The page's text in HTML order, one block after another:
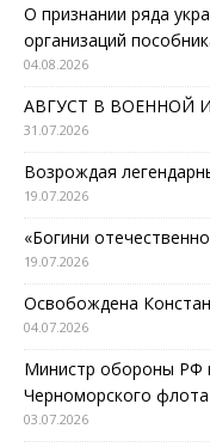
О признании ряда
организаций
04.08.2026
АВГУСТ В ВОЕННОЙ
31.07.2026
Возрождая
19.07.2026
«Богини
19.07.2026
Освобождена
04.07.2026
Министр обороны РФ
Черноморского флота
03.07.2026